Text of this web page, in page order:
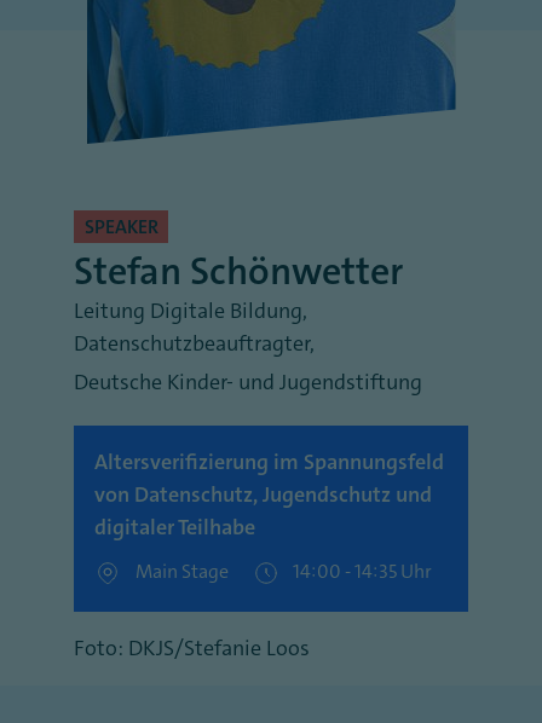
SPEAKER
Stefan Schönwetter
Leitung Digitale Bildung,
Datenschutzbeauftragter,
Deutsche Kinder- und Jugendstiftung
Altersverifizierung im Spannungsfeld
von Datenschutz, Jugendschutz und
digitaler Teilhabe
Main Stage 14:00 - 14:35 Uhr
Foto: DKJS/Stefanie Loos